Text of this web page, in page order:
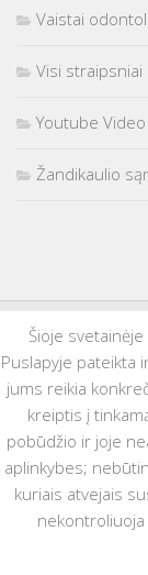
Vaistai
Visi straipsniai
Youtube
Žandikaulio
Šioje
Puslapyje pateikta
jums reikia
kreiptis į
pobūdžio ir joje
aplinkybes;
kuriais atvejais